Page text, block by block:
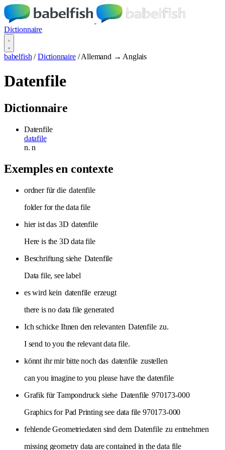
Dictionnaire
babelfish / Dictionnaire / Allemand → Anglais
Datenfile
Dictionnaire
Datenfile
datafile
n.n
Exemples en contexte
ordner für die datenfile
folder for the data file
hier ist das 3D datenfile
Here is the 3D data file
Beschriftung siehe Datenfile
Data file, see label
es wird kein datenfile erzeugt
there is no data file generated
Ich schicke Ihnen den relevanten Datenfile zu.
I send to you the relevant data file.
könnt ihr mir bitte noch das datenfile zustellen
can you imagine to you please have the datenfile
Grafik für Tampondruck siehe Datenfile 970173-000
Graphics for Pad Printing see data file 970173-000
fehlende Geometriedaten sind dem Datenfile zu entnehmen
missing geometry data are contained in the data file